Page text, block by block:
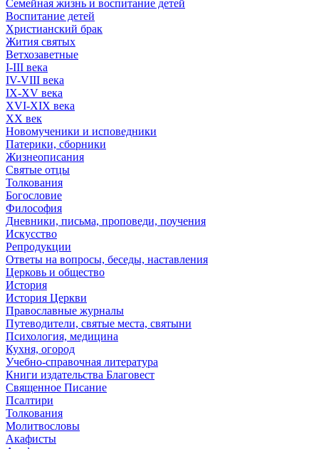
Семейная жизнь и воспитание детей
Воспитание детей
Христианский брак
Жития святых
Ветхозаветные
I-III века
IV-VIII века
IX-XV века
XVI-XIX века
XX век
Новомученики и исповедники
Патерики, сборники
Жизнеописания
Святые отцы
Толкования
Богословие
Философия
Дневники, письма, проповеди, поучения
Искусство
Репродукции
Ответы на вопросы, беседы, наставления
Церковь и общество
История
История Церкви
Православные журналы
Путеводители, святые места, святыни
Психология, медицина
Кухня, огород
Учебно-справочная литература
Книги издательства Благовест
Священное Писание
Псалтири
Толкования
Молитвословы
Акафисты